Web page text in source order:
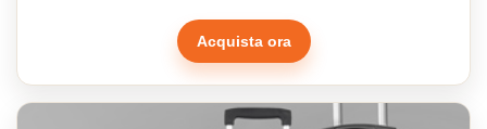
Acquista ora